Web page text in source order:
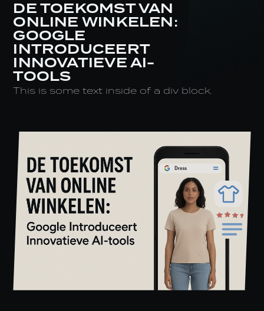
DE TOEKOMST VAN
ONLINE WINKELEN:
GOOGLE
INTRODUCEERT
INNOVATIEVE AI-
TOOLS
This is some text inside of a div block.